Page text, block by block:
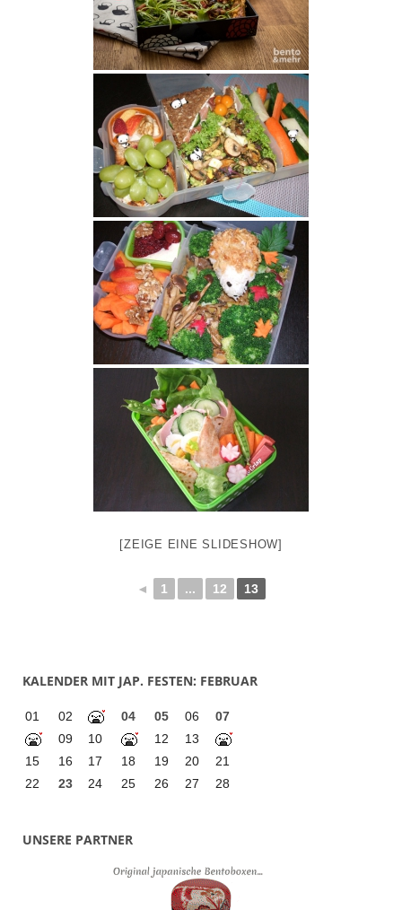
[ZEIGE EINE SLIDESHOW]
◄ 1 ... 12 13
KALENDER MIT JAP. FESTEN: FEBRUAR
01 02 04 05 06
07
09
10 12
13
15
16 17 18 19 20
21
22
23 24 25 26 27 28
UNSERE PARTNER